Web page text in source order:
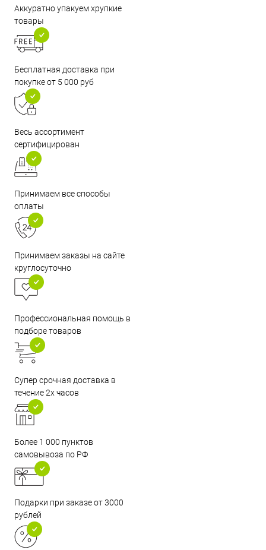
Аккуратно упакуем хрупкие
товары
Бесплатная доставка при
покупке от 5 000 руб
Весь ассортимент
сертифицирован
Принимаем все способы
оплаты
Принимаем заказы на сайте
круглосуточно
Профессиональная помощь в
подборе товаров
Супер срочная доставка в
течение 2х часов
Более 1 000 пунктов
самовывоза по РФ
Подарки при заказе от 3000
рублей